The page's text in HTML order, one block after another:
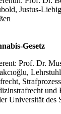
Justus-
Gesetz
Prof. Dr.
und
Universität des